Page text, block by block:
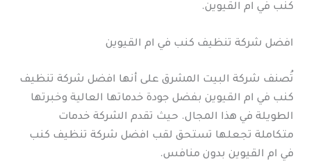
كنب في ام القيوين.
افضل شركة تنظيف كنب في ام القيوين
تُصنف شركة البيت المشرق على أنها افضل شركة تنظيف
كنب في ام القيوين بفضل جودة خدماتها العالية وخبرتها
الطويلة في هذا المجال. حيث تقدم الشركة خدمات
متكاملة تجعلها تستحق لقب افضل شركة تنظيف كنب
في ام القيوين بدون منافس.